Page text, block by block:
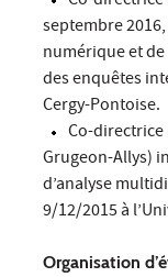
septembre
numérique et
des enquêtes
Cergy-Pontoise.
Co-directrice
Grugeon-Allys)
d’analyse
9/12/2015 à
Organisation